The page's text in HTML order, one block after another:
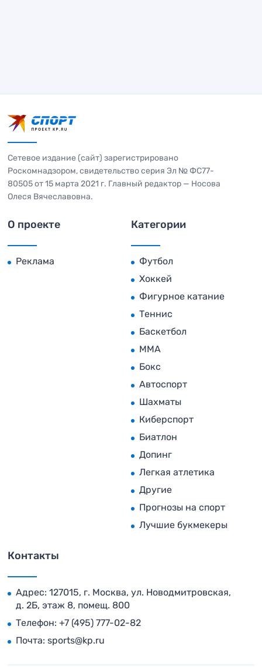
Сетевое издание (сайт) зарегистрировано
Роскомнадзором, свидетельство серия Эл № ФС77-
80505 от 15 марта 2021 г. Главный редактор — Носова
Олеся Вячеславовна.
О проекте
Реклама
Категории
Футбол
Хоккей
Фигурное катание
Теннис
Баскетбол
MMA
Бокс
Автоспорт
Шахматы
Киберспорт
Биатлон
Допинг
Легкая атлетика
Другие
Прогнозы на спорт
Лучшие букмекеры
Контакты
Адрес: 127015, г. Москва, ул. Новодмитровская,
д. 2Б, этаж 8, помещ. 800
Телефон: +7 (495) 777-02-82
Почта: sports@kp.ru